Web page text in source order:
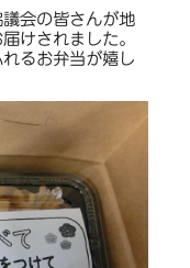
会の皆さんが地
けされました。
るお弁当が嬉し